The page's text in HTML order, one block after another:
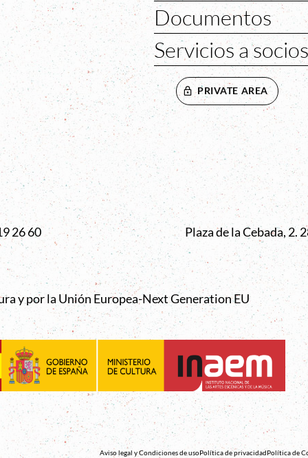
Documentos
Servicios a socios
PRIVATE AREA
26 60 Plaza de la Cebada, 2.
y por la Unión Europea-Next Generation EU
Aviso legal y Condiciones de usoPolítica de privacidadPolítica de